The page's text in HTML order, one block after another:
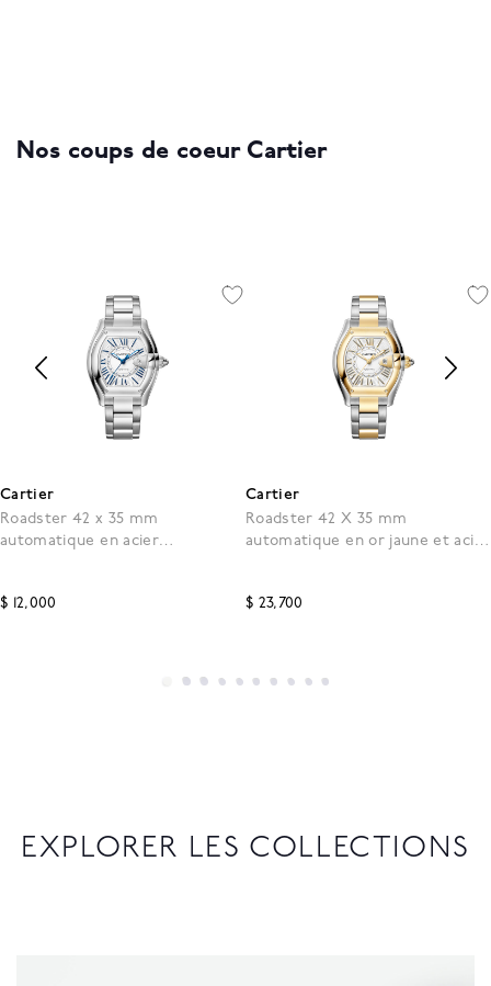
Nos coups de coeur Cartier
Cartier
Roadster 42 x 35 mm
automatique en acier
$ 12,000
Cartier
Roadster 42 X 35 mm
automatique en or jaune et acier
$ 23,700
EXPLORER LES COLLECTIONS